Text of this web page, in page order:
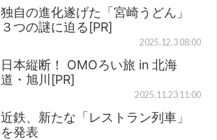
独自の進化遂げた「宮崎うどん」
３つの謎に迫る[PR]
2025.12.3 08:00
日本縦断！ OMOろい旅 in 北海
道・旭川[PR]
2025.11.23 11:00
近鉄、新たな「レストラン列車」
を発表